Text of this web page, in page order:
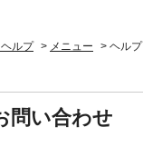
ルプ > メニュー > ヘル
問い合わせ